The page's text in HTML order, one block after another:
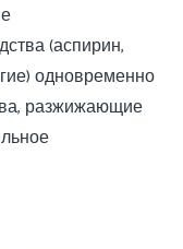
(аспирин,
одновременно
разжижающие